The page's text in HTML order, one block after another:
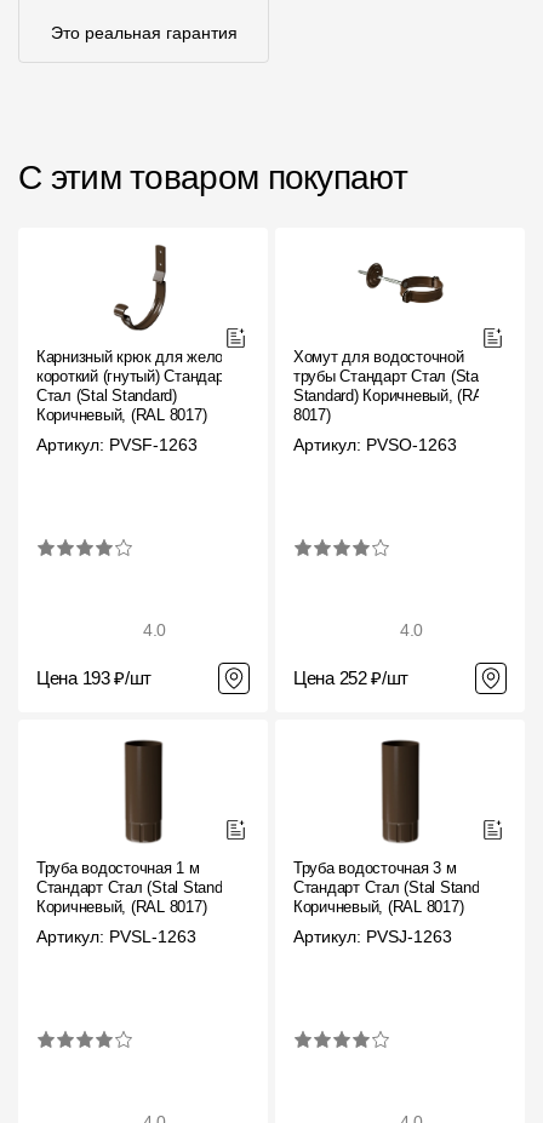
Это реальная гарантия
С этим товаром покупают
Карнизный крюк для желоба
короткий (гнутый) Стандарт
Стал (Stal Standard)
Коричневый, (RAL 8017)
Артикул: PVSF-1263
4.0
Цена 193 ₽/шт
Хомут для водосточной
трубы Стандарт Стал (Stal
Standard) Коричневый, (RAL
8017)
Артикул: PVSO-1263
4.0
Цена 252 ₽/шт
Труба водосточная 1 м
Стандарт Стал (Stal Standard)
Коричневый, (RAL 8017)
Артикул: PVSL-1263
Труба водосточная 3 м
Стандарт Стал (Stal Standard)
Коричневый, (RAL 8017)
Артикул: PVSJ-1263